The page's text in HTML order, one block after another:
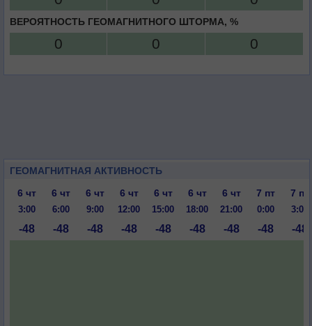
ВЕРОЯТНОСТЬ ГЕОМАГНИТНОГО ШТОРМА, %
0 0 0
ГЕОМАГНИТНАЯ АКТИВНОСТЬ
6 чт
6 чт 6 чт 6 чт 6 чт 6 чт 6 чт 7 пт 7 пт
3:00 6:00 9:00 12:00 15:00 18:00 21:00 0:00 3:00
-48 -48 -48 -48 -48 -48 -48 -48 -48